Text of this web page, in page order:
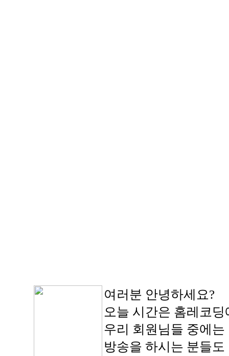
여러분 안녕하세요?
오늘 시간은 홈레코
우리 회원님들 중에
방송을 하시는 분들